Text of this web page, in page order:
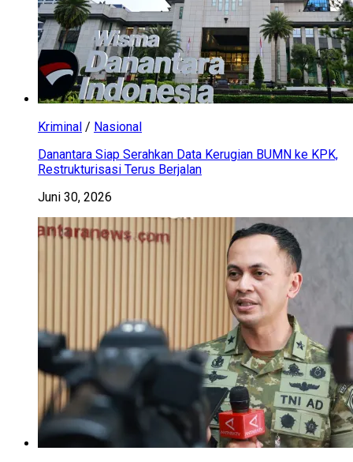
Kriminal / Nasional
Danantara Siap Serahkan Data Kerugian BUMN ke KPK,
Restrukturisasi Terus Berjalan
Juni 30, 2026